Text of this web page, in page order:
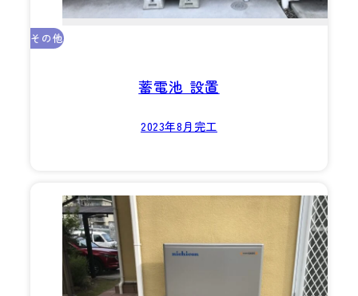
その他
蓄電池 設置
2023年8月完工